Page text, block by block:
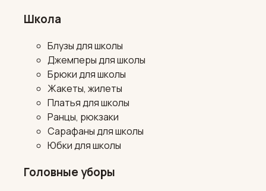
Школа
Блузы для школы
Джемперы для школы
Брюки для школы
Жакеты, жилеты
Платья для школы
Ранцы, рюкзаки
Сарафаны для школы
Юбки для школы
Головные уборы